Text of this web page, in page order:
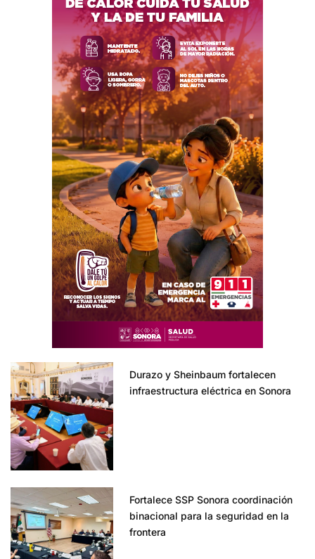
Durazo y Sheinbaum fortalecen
infraestructura eléctrica en Sonora
Fortalece SSP Sonora coordinación
binacional para la seguridad en la
frontera